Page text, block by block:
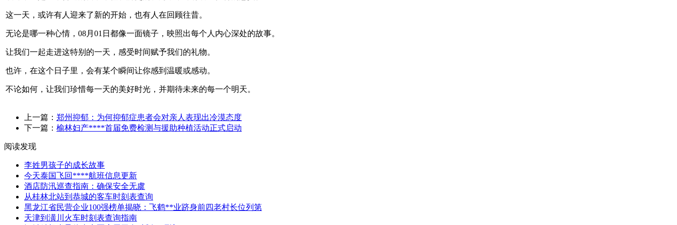
这一天，或许有人迎来了新的开始，也有人在回顾往昔。
无论是哪一种心情，08月01日都像一面镜子，映照出每个人内心深处的故事。
让我们一起走进这特别的一天，感受时间赋予我们的礼物。
也许，在这个日子里，会有某个瞬间让你感到温暖或感动。
不论如何，让我们珍惜每一天的美好时光，并期待未来的每一个明天。
上一篇： 郑州抑郁：为何抑郁症患者会对亲人表现出冷漠态度
下一篇： 榆林妇产****首届免费检测与援助种植活动正式启动
阅读发现
李姓男孩子的成长故事
今天泰国飞回****航班信息更新
酒店防汛巡查指南：确保安全无虞
从桂林北站到恭城的客车时刻表查询
黑龙江省民营企业100强榜单揭晓：飞鹤**业跻身前四老村长位列第
天津到潢川火车时刻表查询指南